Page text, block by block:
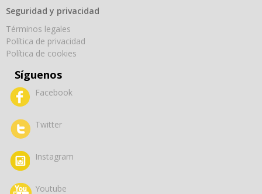
Seguridad y privacidad
Términos legales
Política de privacidad
Política de cookies
Síguenos
Facebook
Twitter
Instagram
Youtube